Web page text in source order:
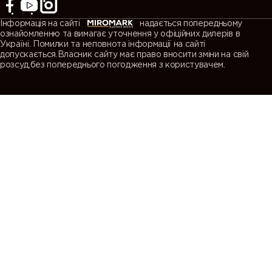
Інформація на сайті
надається попередньому
ознайомленню та вимагає уточнення у офіційних дилерів в
Україні. Помилки та неповнота інформації на сайті
допускається.Власник сайту має право вносити зміни на свій
розсуд,без попереднього погодження з користувачем.